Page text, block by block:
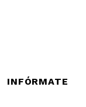
INFÓRMATE